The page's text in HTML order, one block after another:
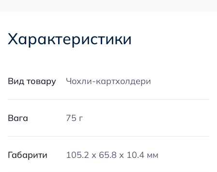
Характеристики
Вид товару Чохли-картхолдери
Вага 75 г
Габарити 105.2 х 65.8 х 10.4 мм